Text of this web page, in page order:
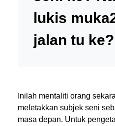
lukis
jalan tu ke?
Inilah mentaliti orang
meletakkan subjek seni
masa depan. Untuk